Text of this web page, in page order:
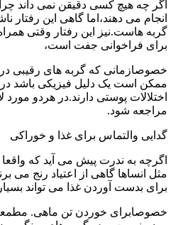
اگر چه هیچ کسی دقیقن نمی داند چرا
انجام می دهند،اما گاهی این رفتار
گربه هاست.نیز این رفتار وقتی
برای فراخوانی جفت است،
خصوصازمانی که گربه های رقیبی
ممکن است یک دلیل فیزیکی باشد
اختلالات پوستی دارند.در هردو
مراجعه شود.
گدایی والتماس برای غذا و خوراکی
اگرچه به ندرت پیش می آید که واقعا
مثل انساها گاهی از اعتیاد رنج می
برای بدست آوردن غذا می تواند
خصوصابرای خوردن تن ماهی.